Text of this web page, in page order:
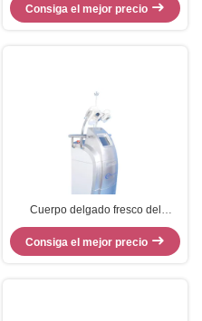
Cryopad de la máquina área del
tratamiento de 98 * de 98m m
Consiga el mejor precio
Cuerpo delgado fresco del
cryolipolysis de 3 manijas del
tamaño que esculpe el equipo/la
máquina de los criolipolisys
Consiga el mejor precio